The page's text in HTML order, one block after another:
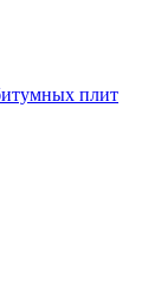
плит